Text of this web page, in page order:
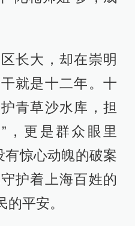
长大，却在崇明
就是十二年。十
青草沙水库，担
，更是群众眼里
有惊心动魄的破案
护着上海百姓的
平安。